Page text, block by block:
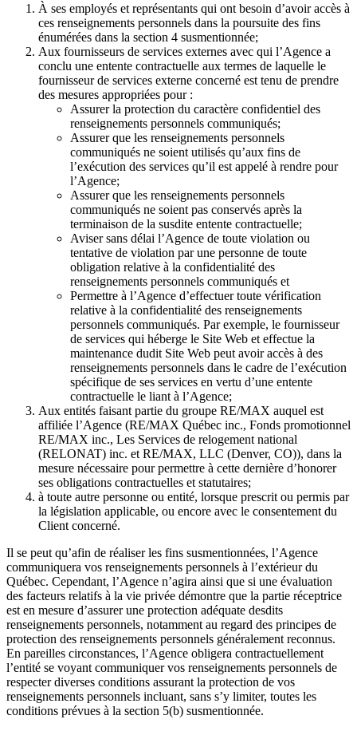
À ses employés et représentants qui ont besoin d’avoir accès à
ces renseignements personnels dans la poursuite des fins
énumérées dans la section 4 susmentionnée;
Aux fournisseurs de services externes avec qui l’Agence a
conclu une entente contractuelle aux termes de laquelle le
fournisseur de services externe concerné est tenu de prendre
des mesures appropriées pour :
Assurer la protection du caractère confidentiel des
renseignements personnels communiqués;
Assurer que les renseignements personnels
communiqués ne soient utilisés qu’aux fins de
l’exécution des services qu’il est appelé à rendre pour
l’Agence;
Assurer que les renseignements personnels
communiqués ne soient pas conservés après la
terminaison de la susdite entente contractuelle;
Aviser sans délai l’Agence de toute violation ou
tentative de violation par une personne de toute
obligation relative à la confidentialité des
renseignements personnels communiqués et
Permettre à l’Agence d’effectuer toute vérification
relative à la confidentialité des renseignements
personnels communiqués. Par exemple, le fournisseur
de services qui héberge le Site Web et effectue la
maintenance dudit Site Web peut avoir accès à des
renseignements personnels dans le cadre de l’exécution
spécifique de ses services en vertu d’une entente
contractuelle le liant à l’Agence;
Aux entités faisant partie du groupe RE/MAX auquel est
affiliée l’Agence (RE/MAX Québec inc., Fonds promotionnel
RE/MAX inc., Les Services de relogement national
(RELONAT) inc. et RE/MAX, LLC (Denver, CO)), dans la
mesure nécessaire pour permettre à cette dernière d’honorer
ses obligations contractuelles et statutaires;
à toute autre personne ou entité, lorsque prescrit ou permis par
la législation applicable, ou encore avec le consentement du
Client concerné.
Il se peut qu’afin de réaliser les fins susmentionnées, l’Agence
communiquera vos renseignements personnels à l’extérieur du
Québec. Cependant, l’Agence n’agira ainsi que si une évaluation
des facteurs relatifs à la vie privée démontre que la partie réceptrice
est en mesure d’assurer une protection adéquate desdits
renseignements personnels, notamment au regard des principes de
protection des renseignements personnels généralement reconnus.
En pareilles circonstances, l’Agence obligera contractuellement
l’entité se voyant communiquer vos renseignements personnels de
respecter diverses conditions assurant la protection de vos
renseignements personnels incluant, sans s’y limiter, toutes les
conditions prévues à la section 5(b) susmentionnée.